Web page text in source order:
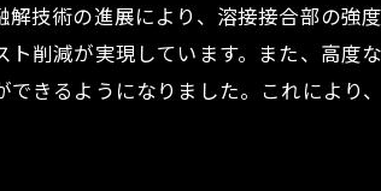
で持続可能な社会実現への一歩
社会を支える溶接技術
した溶接プロセスの重要性
技術の進展により、溶接接合部の強
削減が実現しています。また、高度
きるようになりました。これにより